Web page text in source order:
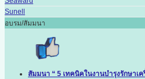
Sunell
อบรม/สัมมนา
สัมมนา “ 5 เทคนิคในงานบำรุงรักษาเ